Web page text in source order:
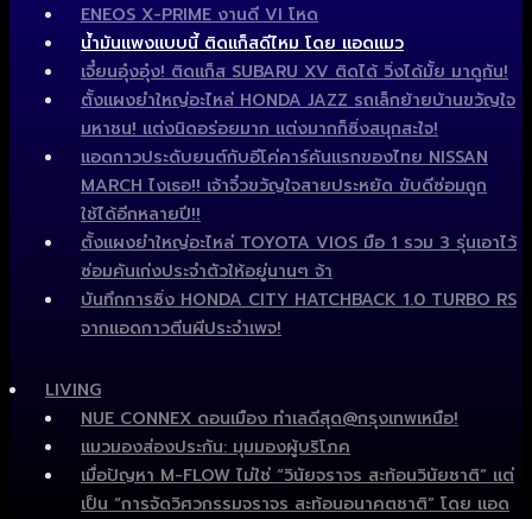
ENEOS X-PRIME งานดี VI โหด
น้ำมันแพงแบบนี้ ติดแก็สดีไหม โดย แอดแมว
เจี๋ยนอุ๋งอุ๋ง! ติดแก็ส SUBARU XV ติดได้ วิ่งได้มั้ย มาดูกัน!
ตั้งแผงยำใหญ่อะไหล่ HONDA JAZZ รถเล็กย้ายบ้านขวัญใจ
มหาชน! แต่งนิดอร่อยมาก แต่งมากก็ซิ่งสนุกสะใจ!
แอดกาวประดับยนต์กับอีโค่คาร์คันแรกของไทย NISSAN
MARCH ไงเธอ!! เจ้าจิ๋วขวัญใจสายประหยัด ขับดีซ่อมถูก
ใช้ได้อีกหลายปี!!
ตั้งแผงยำใหญ่อะไหล่ TOYOTA VIOS มือ 1 รวม 3 รุ่นเอาไว้
ซ่อมคันเก่งประจำตัวให้อยู่นานๆ จ้า
บันทึกการซิ่ง HONDA CITY HATCHBACK 1.0 TURBO RS
จากแอดกาวตีนผีประจำเพจ!
LIVING
NUE CONNEX ดอนเมือง ทำเลดีสุด@กรุงเทพเหนือ!
แมวมองส่องประกัน: มุมมองผู้บริโภค
เมื่อปัญหา M-FLOW ไม่ใช่ “วินัยจราจร สะท้อนวินัยชาติ” แต่
เป็น “การจัดวิศวกรรมจราจร สะท้อนอนาคตชาติ” โดย แอด